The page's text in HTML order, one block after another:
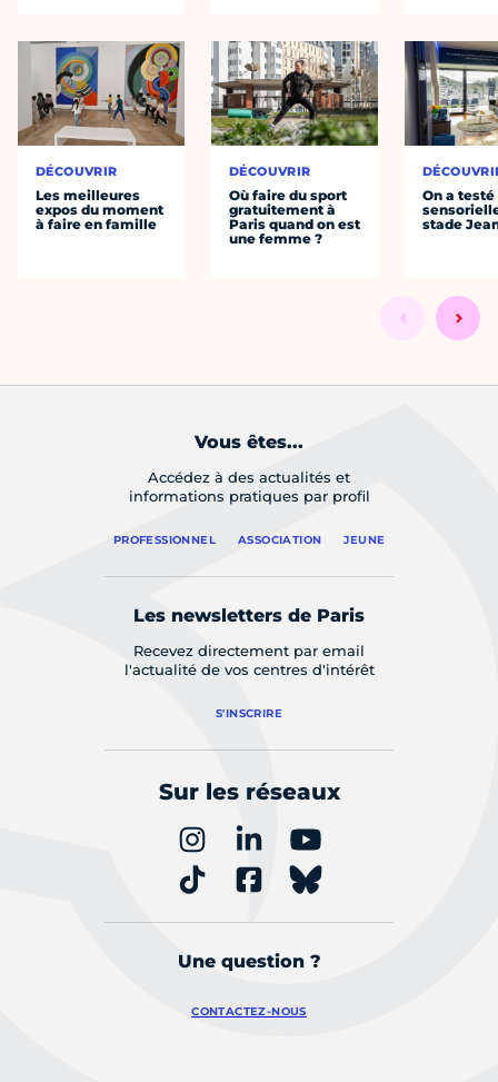
DÉCOUVRIR
Les meilleures
expos du moment
à faire en famille
DÉCOUVRIR
Où faire du sport
gratuitement à
Paris quand on est
une femme ?
On a
stade
Vous êtes...
Accédez à des actualités et
informations pratiques par profil
PROFESSIONNEL ASSOCIATION JEUNE
Les newsletters de Paris
Recevez directement par email
l'actualité de vos centres d'intérêt
S'INSCRIRE
Sur les réseaux
Une question ?
CONTACTEZ-NOUS